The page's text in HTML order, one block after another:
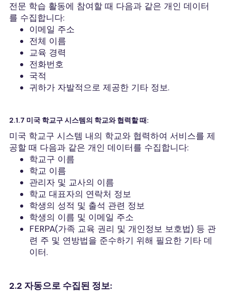
전문 학습 활동에 참여할 때 다음과 같은 개인 데이터
를 수집합니다:
이메일 주소
전체 이름
교육 경력
전화번호
국적
귀하가 자발적으로 제공한 기타 정보.
2.1.7 미국 학교구 시스템의 학교와 협력할 때:
미국 학교구 시스템 내의 학교와 협력하여 서비스를 제
공할 때 다음과 같은 개인 데이터를 수집합니다:
학교구 이름
학교 이름
관리자 및 교사의 이름
학교 대표자의 연락처 정보
학생의 성적 및 출석 관련 정보
학생의 이름 및 이메일 주소
FERPA(가족 교육 권리 및 개인정보 보호법) 등 관
련 주 및 연방법을 준수하기 위해 필요한 기타 데
이터.
2.2 자동으로 수집된 정보: